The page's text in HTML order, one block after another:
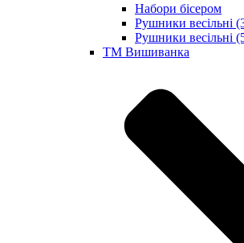
Набори бісером
Рушники весільні
Рушники весільні
ТМ Вишиванка